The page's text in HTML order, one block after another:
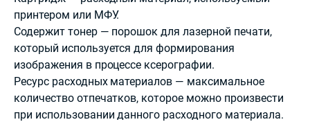
принтером или МФУ.
Содержит тонер — порошок для лазерной печати,
который используется для формирования
изображения в процессе ксерографии.
Ресурс расходных материалов — максимальное
количество отпечатков, которое можно произвести
при использовании данного расходного материала.